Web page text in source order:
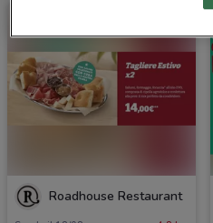
Roadhouse Restaurant